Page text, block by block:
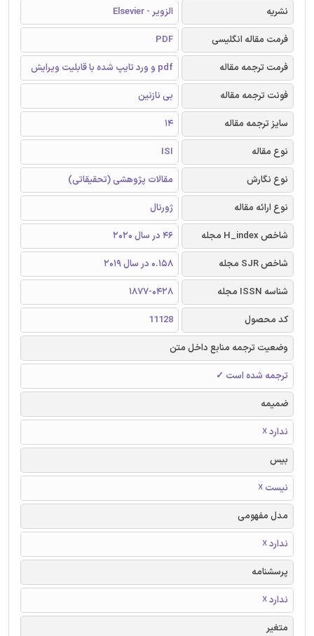
نشریه
الزویر - Elsevier
فرمت مقاله انگلیسی
PDF
فرمت ترجمه مقاله
pdf و ورد تایپ شده با قابلیت ویرایش
فونت ترجمه مقاله
بی نازنین
سایز ترجمه مقاله
14
نوع مقاله
ISI
نوع نگارش
مقالات پژوهشی (تحقیقاتی)
نوع ارائه مقاله
ژورنال
شاخص H_index مجله
46 در سال 2020
شاخص SJR مجله
0.158 در سال 2019
شناسه ISSN مجله
1877-0428
کد محصول
11128
وضعیت ترجمه منابع داخل متن
ترجمه شده است ✓
ضمیمه
ندارد ☓
بیس
نیست ☓
مدل مفهومی
ندارد ☓
پرسشنامه
ندارد ☓
متغیر